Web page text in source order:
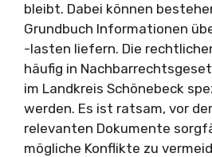
bleibt. Dabei können
Grundbuch Informationen
-lasten liefern. Die
häufig in
im Landkreis Schönebeck
werden. Es ist ratsam, vor
relevanten Dokumente
mögliche Konflikte zu